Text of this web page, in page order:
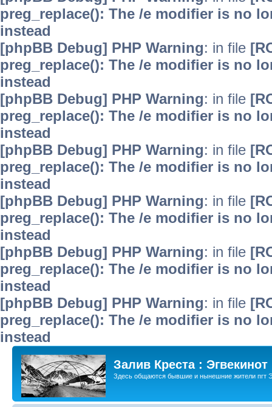
preg_replace(): The /e modifier is no
instead
[phpBB Debug] PHP Warning: in file
preg_replace(): The /e modifier is no
instead
[phpBB Debug] PHP Warning: in file
preg_replace(): The /e modifier is no
instead
[phpBB Debug] PHP Warning: in file
preg_replace(): The /e modifier is no
instead
[phpBB Debug] PHP Warning: in file
preg_replace(): The /e modifier is no
instead
[phpBB Debug] PHP Warning: in file
preg_replace(): The /e modifier is no
instead
[phpBB Debug] PHP Warning: in file
preg_replace(): The /e modifier is no
instead
Залив Креста : Эгвекинот
Здесь общаются бывшие и нынешние жители пгт